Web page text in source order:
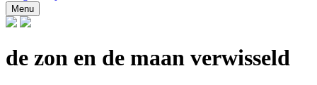
Menu
de zon en de maan verwisseld